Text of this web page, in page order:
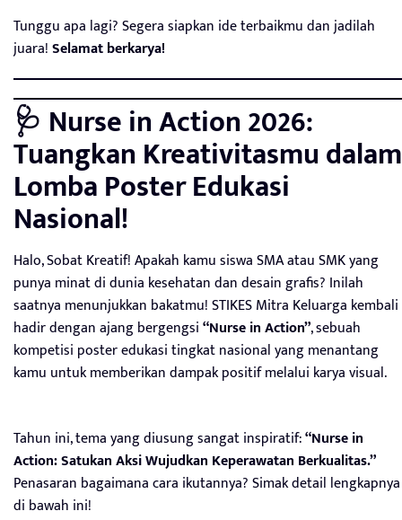
Tunggu apa lagi? Segera siapkan ide terbaikmu dan jadilah
juara!Selamat berkarya!
🩺 Nurse in Action 2026:
Tuangkan Kreativitasmu dalam
Lomba Poster Edukasi
Nasional!
Halo, Sobat Kreatif! Apakah kamu siswa SMA atau SMK yang
punya minat di dunia kesehatan dan desain grafis? Inilah
saatnya menunjukkan bakatmu! STIKES Mitra Keluarga kembali
hadir dengan ajang bergengsi“Nurse in Action”, sebuah
kompetisi poster edukasi tingkat nasional yang menantang
kamu untuk memberikan dampak positif melalui karya visual.
Tahun ini, tema yang diusung sangat inspiratif:“Nurse in
Action: Satukan Aksi Wujudkan Keperawatan Berkualitas.”
Penasaran bagaimana cara ikutannya? Simak detail lengkapnya
di bawah ini!